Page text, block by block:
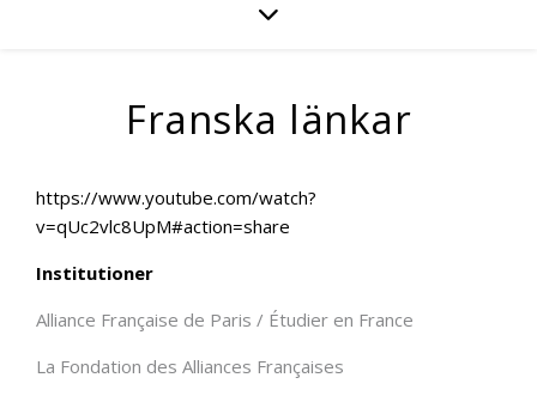
Franska länkar
https://www.youtube.com/watch?
v=qUc2vlc8UpM#action=share
Institutioner
Alliance Française de Paris / Étudier en France
La Fondation des Alliances Françaises